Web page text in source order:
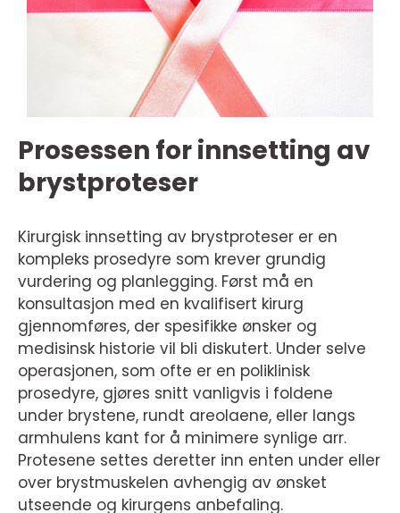
Prosessen for innsetting av
brystproteser
Kirurgisk innsetting av brystproteser er en
kompleks prosedyre som krever grundig
vurdering og planlegging. Først må en
konsultasjon med en kvalifisert kirurg
gjennomføres, der spesifikke ønsker og
medisinsk historie vil bli diskutert. Under selve
operasjonen, som ofte er en poliklinisk
prosedyre, gjøres snitt vanligvis i foldene
under brystene, rundt areolaene, eller langs
armhulens kant for å minimere synlige arr.
Protesene settes deretter inn enten under eller
over brystmuskelen avhengig av ønsket
utseende og kirurgens anbefaling.